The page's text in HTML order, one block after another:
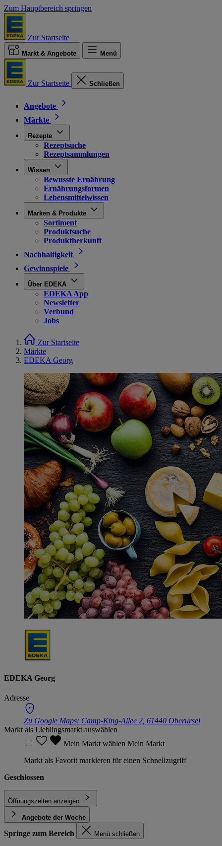
Zum Hauptbereich springen
Zur Startseite
Markt & Angebote Menü
Zur Startseite Schließen
Angebote
Märkte
Rezepte
Rezeptsuche
Rezeptsammlungen
Wissen
Bewusste Ernährung
Ernährungsformen
Lebensmittelwissen
Marken & Produkte
Sortiment
Produktsuche
Produktherkunft
Nachhaltigkeit
Gewinnspiele
Über EDEKA
EDEKA App
Newsletter
Verbund
Jobs
Zur Startseite
Märkte
EDEKA Georg
EDEKA Georg
Adresse
Zu Google Maps: Camp-King-Allee 2, 61440 Oberursel
Markt als Lieblingsmarkt auswählen
Mein Markt wählen Mein Markt
Markt als Favorit markieren für einen Schnellzugriff
Geschlossen
Öffnungszeiten anzeigen
Angebote der Woche
Springe zum Bereich Menü schließen